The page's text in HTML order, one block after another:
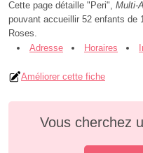
Cette page détaille "Peri", Multi-
pouvant accueillir 52 enfants de
Roses.
Adresse
Horaires
Améliorer cette fiche
Vous cherchez